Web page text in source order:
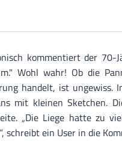
kommentiert der 70-
Wohl wahr! Ob die
handelt, ist ungewiss.
mit kleinen Sketchen.
„Die Liege hatte zu
schreibt ein User in die